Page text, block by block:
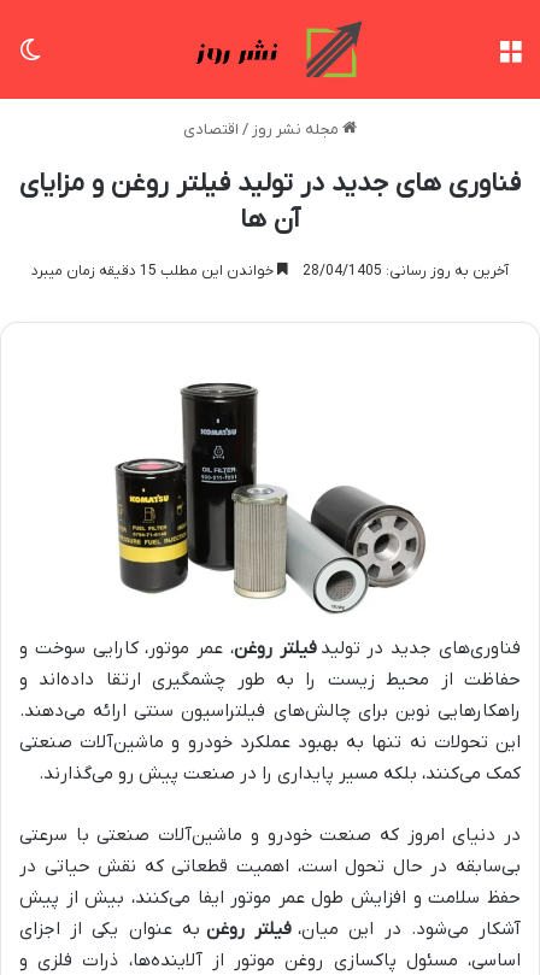
مجله نشر روز / اقتصادی
فناوری های جدید در تولید فیلتر روغن و مزایای
آن ها
آخرین به روز رسانی: 28/04/1405 خواندن این مطلب 15 دقیقه زمان میبرد
فناوری‌های جدید در تولید فیلتر روغن، عمر موتور، کارایی سوخت و
حفاظت از محیط زیست را به طور چشمگیری ارتقا داده‌اند و
راهکارهایی نوین برای چالش‌های فیلتراسیون سنتی ارائه می‌دهند.
این تحولات نه تنها به بهبود عملکرد خودرو و ماشین‌آلات صنعتی
کمک می‌کنند، بلکه مسیر پایداری را در صنعت پیش رو می‌گذارند.
در دنیای امروز که صنعت خودرو و ماشین‌آلات صنعتی با سرعتی
بی‌سابقه در حال تحول است، اهمیت قطعاتی که نقش حیاتی در
حفظ سلامت و افزایش طول عمر موتور ایفا می‌کنند، بیش از پیش
آشکار می‌شود. در این میان، فیلتر روغن به عنوان یکی از اجزای
اساسی، مسئول پاکسازی روغن موتور از آلاینده‌ها، ذرات فلزی و